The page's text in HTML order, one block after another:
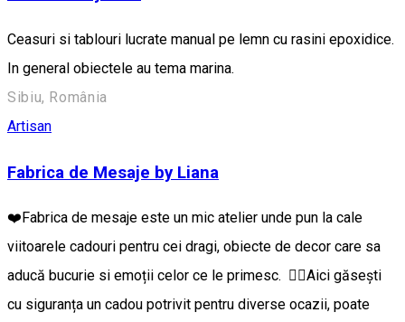
Ceasuri si tablouri lucrate manual pe lemn cu rasini epoxidice.
In general obiectele au tema marina.
Sibiu, România
Artisan
Fabrica de Mesaje by Liana
❤️Fabrica de mesaje este un mic atelier unde pun la cale
viitoarele cadouri pentru cei dragi, obiecte de decor care sa
aducă bucurie si emoții celor ce le primesc. 👉🏼Aici găsești
cu siguranța un cadou potrivit pentru diverse ocazii, poate